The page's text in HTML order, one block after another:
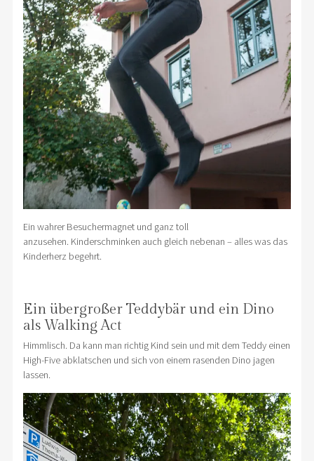
Ein wahrer Besuchermagnet und ganz toll
anzusehen. Kinderschminken auch gleich nebenan – alles was das
Kinderherz begehrt.
Ein übergroßer Teddybär und ein Dino
als Walking Act
Himmlisch. Da kann man richtig Kind sein und mit dem Teddy einen
High-Five abklatschen und sich von einem rasenden Dino jagen
lassen.